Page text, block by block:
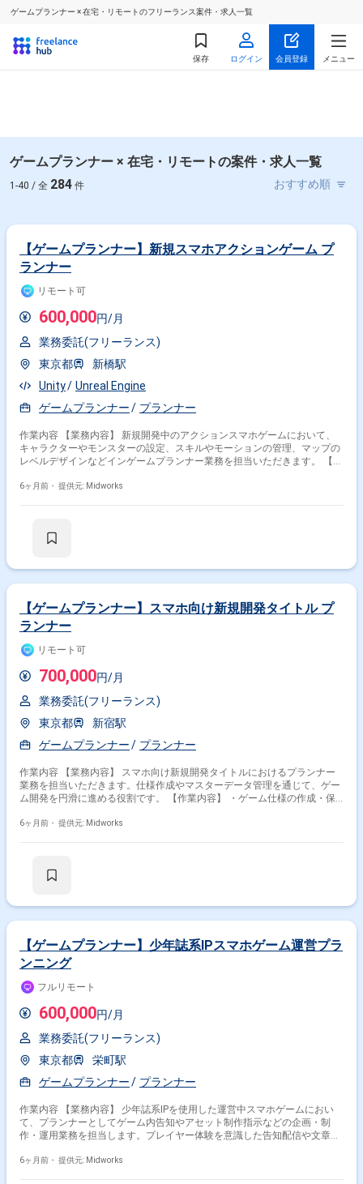
ゲームプランナー × 在宅・リモートのフリーランス案件・求人一覧
保存 ログイン 会員登録 メニュー
ゲームプランナー × 在宅・リモートの案件・求人一覧
1-40 / 全 284 件
【ゲームプランナー】新規スマホアクションゲーム プ
ランナー
リモート可
600,000円/月
業務委託(フリーランス)
東京都
新橋駅
Unity
Unreal Engine
ゲームプランナー
プランナー
作業内容 【業務内容】 新規開発中のアクションスマホゲームにおいて、
キャラクターやモンスターの設定、スキルやモーションの管理、マップの
レベルデザインなどインゲームプランナー業務を担当いただきます。 【作
モーションやエフェクトの発注 ・モンスター／ボスのパラメータ・AI設定
6ヶ月前・ 提供元: Midworks
【ゲームプランナー】スマホ向け新規開発タイトル プ
ランナー
リモート可
700,000円/月
業務委託(フリーランス)
東京都
新宿駅
ゲームプランナー
プランナー
作業内容 【業務内容】 スマホ向け新規開発タイトルにおけるプランナー
業務を担当いただきます。仕様作成やマスターデータ管理を通じて、ゲー
ム開発を円滑に進める役割です。 【作業内容】 ・ゲーム仕様の作成・保
数】常駐
6ヶ月前・ 提供元: Midworks
【ゲームプランナー】少年誌系IPスマホゲーム運営プラ
ンニング
フルリモート
600,000円/月
業務委託(フリーランス)
東京都
栄町駅
ゲームプランナー
プランナー
作業内容 【業務内容】 少年誌系IPを使用した運営中スマホゲームにおい
て、プランナーとしてゲーム内告知やアセット制作指示などの企画・制
作・運用業務を担当します。プレイヤー体験を意識した告知配信や文章作
向け告知の企画・文章制作 ・プレイヤー向け告知の適切なタイミングでの
6ヶ月前・ 提供元: Midworks